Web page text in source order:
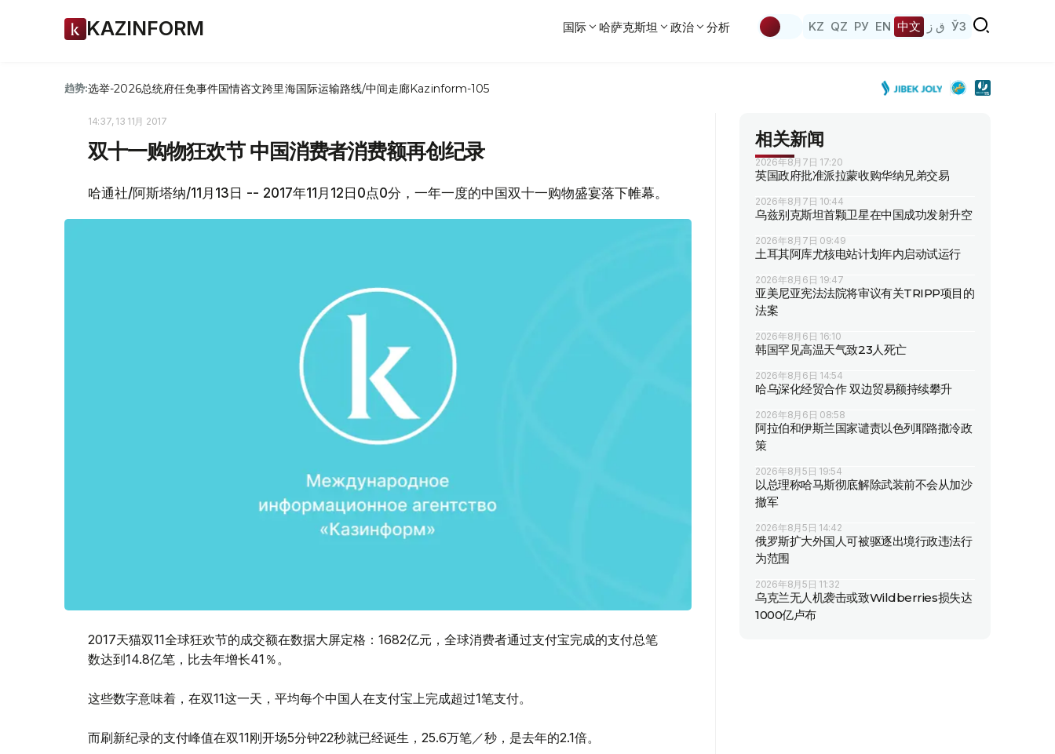
KAZINFORM 国际 哈萨克斯坦 政治 分析 KZ QZ РУ EN 中文 ق ز ЎЗ
趋势:选举-2026总统府任免事件国情咨文跨里海国际运输路线/中间走廊Kazinform-105
14:37, 13 11月 2017
双十一购物狂欢节 中国消费者消费额再创纪录
哈通社/阿斯塔纳/11月13日 -- 2017年11月12日0点0分，一年一度的中国双十一购物盛宴落下帷幕。
2017天猫双11全球狂欢节的成交额在数据大屏定格：1682亿元，全球消费者通过支付宝完成的支付总笔
数达到14.8亿笔，比去年增长41％。
这些数字意味着，在双11这一天，平均每个中国人在支付宝上完成超过1笔支付。
而刷新纪录的支付峰值在双11刚开场5分钟22秒就已经诞生，25.6万笔／秒，是去年的2.1倍。
相关新闻
2026年8月7日 17:20
英国政府批准派拉蒙收购华纳兄弟交易
2026年8月7日 10:44
乌兹别克斯坦首颗卫星在中国成功发射升空
2026年8月7日 09:49
土耳其阿库尤核电站计划年内启动试运行
2026年8月6日 19:47
亚美尼亚宪法法院将审议有关TRIPP项目的
法案
2026年8月6日 16:10
韩国罕见高温天气致23人死亡
2026年8月6日 14:54
哈乌深化经贸合作 双边贸易额持续攀升
2026年8月6日 08:58
阿拉伯和伊斯兰国家谴责以色列耶路撒冷政
策
2026年8月5日 19:54
以总理称哈马斯彻底解除武装前不会从加沙
撤军
2026年8月5日 14:42
俄罗斯扩大外国人可被驱逐出境行政违法行
为范围
2026年8月5日 11:32
乌克兰无人机袭击或致Wildberries损失达
1000亿卢布